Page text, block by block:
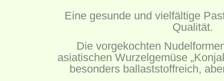
Eine gesunde und vielfältige
Qualität.
Die vorgekochten
asiatischen Wurzelgemüse
besonders ballaststoffreich,